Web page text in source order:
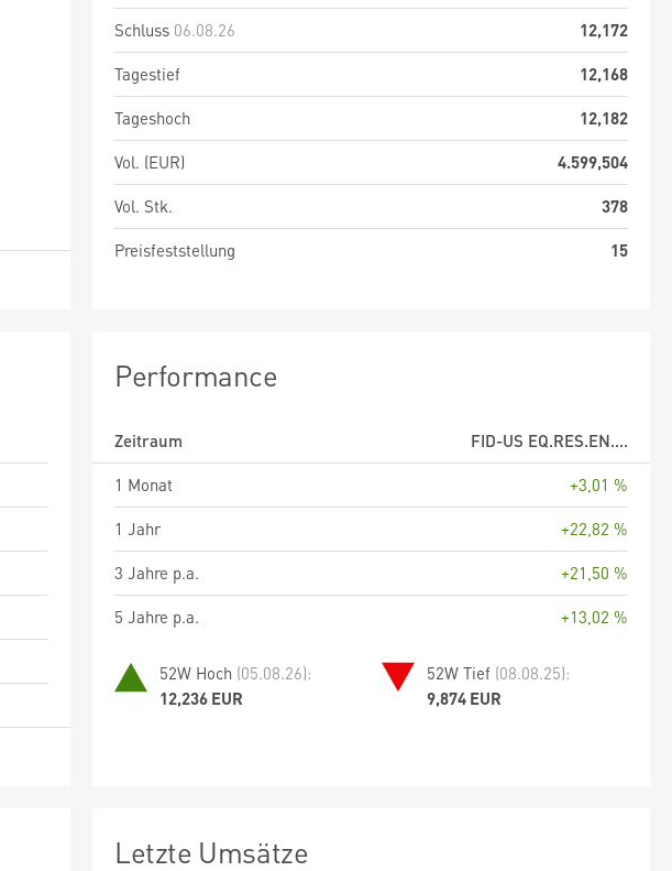
Schluss 06.08.26
12,172
Tagestief
12,168
Tageshoch
12,182
Vol. (EUR)
4.599,504
Vol. Stk.
378
Preisfeststellung
15
Performance
Zeitraum
FID-US EQ.RES.EN....
1 Monat
+3,01 %
1 Jahr
+22,82 %
3 Jahre p.a.
+21,50 %
5 Jahre p.a.
+13,02 %
52W Hoch (05.08.26):
12,236 EUR
52W Tief (08.08.25):
9,874 EUR
Letzte Umsätze